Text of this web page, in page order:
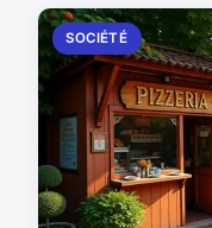
SOCIÉTÉ